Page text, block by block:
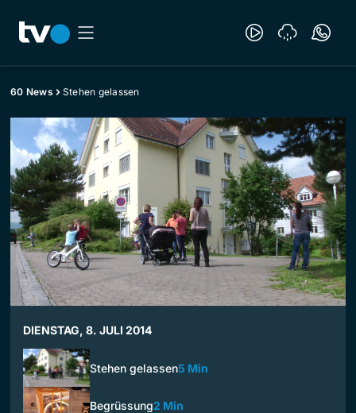
60 News Stehen gelassen
DIENSTAG, 8. JULI 2014
Stehen gelassen5 Min
Begrüssung2 Min